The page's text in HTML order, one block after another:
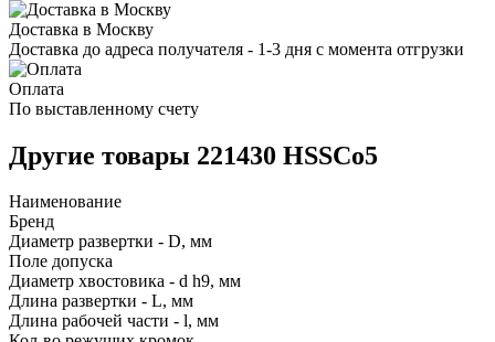
Доставка в Москву
Доставка до адреса получателя - 1-3 дня с момента отгрузки
Оплата
По выставленному счету
Другие товары 221430 HSSCo5
Наименование
Бренд
Диаметр развертки - D, мм
Поле допуска
Диаметр хвостовика - d h9, мм
Длина развертки - L, мм
Длина рабочей части - l, мм